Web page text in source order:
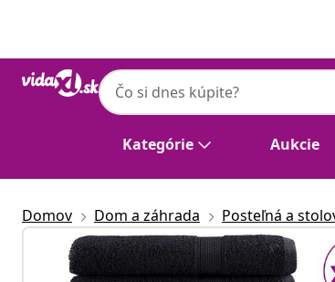
Kategórie Aukcie
Domov Dom a záhrada Posteľná a